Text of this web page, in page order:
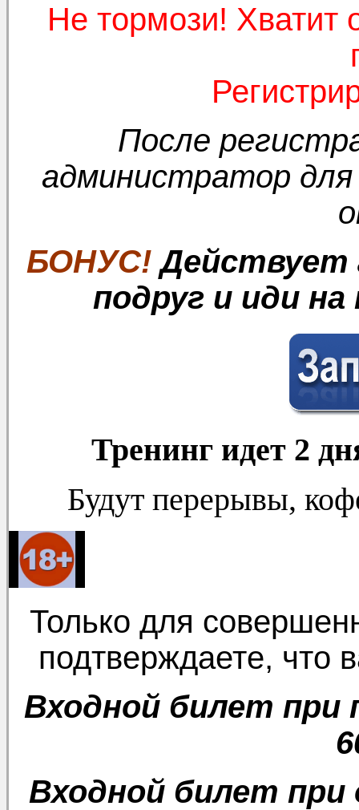
Не тормози! Хватит
После
администратор
БОНУС! Действует
подруг и иди
Тренинг идет 2
Будут перерывы,
Только для
подтверждаете, что
Входной билет при
Входной билет при